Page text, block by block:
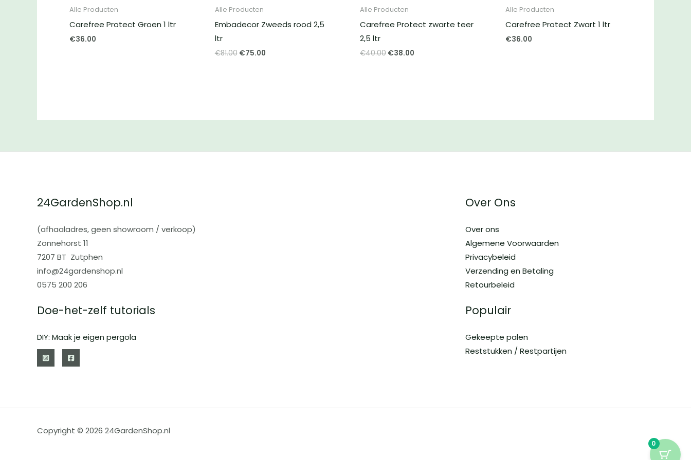
Alle Producten
Carefree Protect Groen 1 ltr
€36.00
Alle Producten
Embadecor Zweeds rood 2,5
ltr
€81.00 Oorspronkelijke
€75.00Huidige
Alle Producten
Carefree Protect zwarte teer
2,5 ltr
€40.00 Oorspronkelijke
€38.00
Alle Producten
Carefree Protect Zwart 1 ltr
€36.00
24GardenShop.nl
(afhaaladres, geen showroom / verkoop)
Zonnehorst 11
7207 BT Zutphen
info@24gardenshop.nl
0575 200 206
Doe-het-zelf tutorials
DIY: Maak je eigen pergola
Over Ons
Over ons
Algemene Voorwaarden
Privacybeleid
Verzending en Betaling
Retourbeleid
Populair
Gekeepte palen
Reststukken / Restpartijen
Copyright © 2026 24GardenShop.nl
0